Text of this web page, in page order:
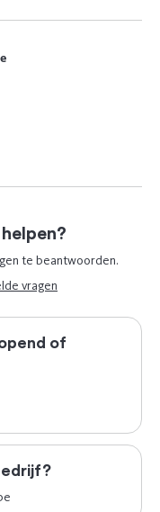
te beantwoorden.
vragen
of